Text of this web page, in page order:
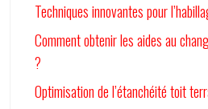
Techniques innovantes pour
Comment obtenir les aides au
?
Optimisation de l’étanchéité toit